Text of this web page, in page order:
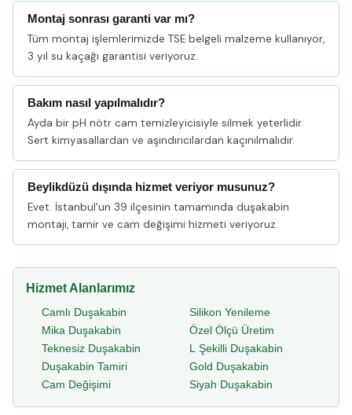
Montaj sonrası garanti var mı?
Tüm montaj işlemlerimizde TSE belgeli malzeme kullanıyor,
3 yıl su kaçağı garantisi veriyoruz.
Bakım nasıl yapılmalıdır?
Ayda bir pH nötr cam temizleyicisiyle silmek yeterlidir.
Sert kimyasallardan ve aşındırıcılardan kaçınılmalıdır.
Beylikdüzü dışında hizmet veriyor musunuz?
Evet. İstanbul'un 39 ilçesinin tamamında duşakabin
montajı, tamir ve cam değişimi hizmeti veriyoruz.
Hizmet Alanlarımız
Camlı Duşakabin
Mika Duşakabin
Teknesiz Duşakabin
Duşakabin Tamiri
Cam Değişimi
Silikon Yenileme
Özel Ölçü Üretim
L Şekilli Duşakabin
Gold Duşakabin
Siyah Duşakabin